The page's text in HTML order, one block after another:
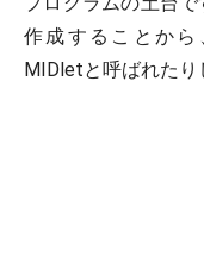
作成することから
MIDletと呼ばれたり